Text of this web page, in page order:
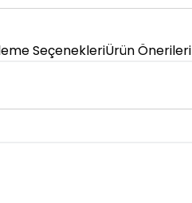
SeçenekleriÜrün Önerileri